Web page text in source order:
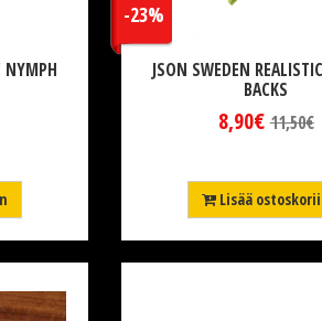
NYMPH
JSON SWEDEN
BACKS
8,90€
-23%
11,50€
Lisää